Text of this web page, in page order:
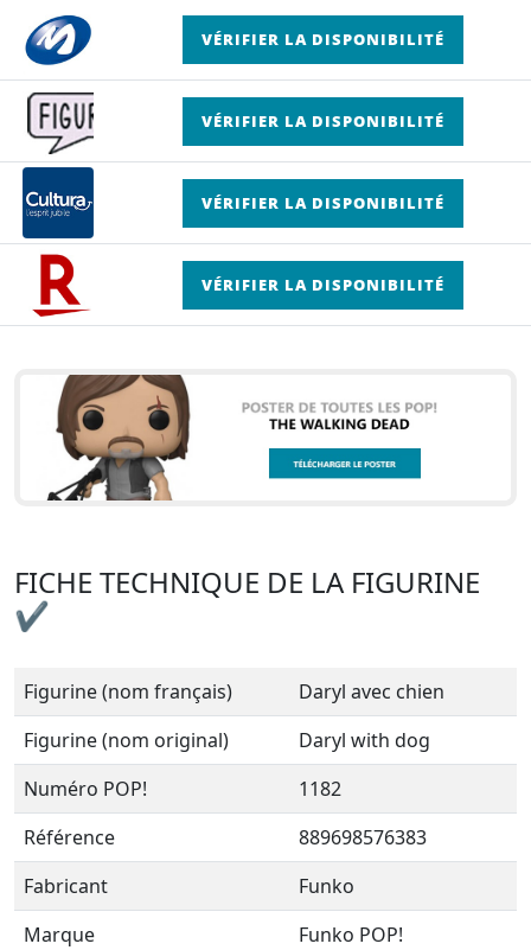
VÉRIFIER LA DISPONIBILITÉ
VÉRIFIER LA DISPONIBILITÉ
VÉRIFIER LA DISPONIBILITÉ
VÉRIFIER LA DISPONIBILITÉ
FICHE TECHNIQUE DE LA FIGURINE
✔
Figurine (nom français)
Daryl avec chien
Figurine (nom original)
Daryl with dog
Numéro POP!
1182
Référence
889698576383
Fabricant
Funko
Marque
Funko POP!